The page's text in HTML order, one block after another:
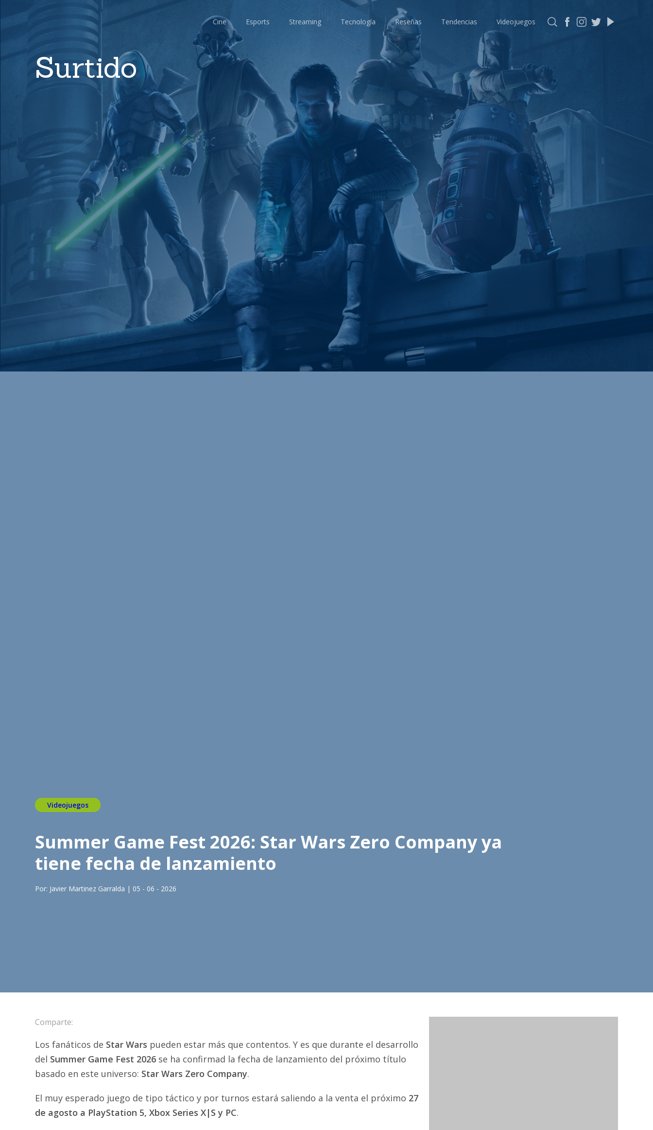
Cine Esports Streaming Tecnología Reseñas Tendencias Videojuegos
Surtido
Videojuegos
Summer Game Fest 2026: Star Wars Zero Company ya
tiene fecha de lanzamiento
Por: Javier Martinez Garralda | 05 - 06 - 2026
Comparte:
Los fanáticos de Star Wars pueden estar más que contentos. Y es que durante el desarrollo
del Summer Game Fest 2026 se ha confirmad la fecha de lanzamiento del próximo título
basado en este universo: Star Wars Zero Company.
El muy esperado juego de tipo táctico y por turnos estará saliendo a la venta el próximo 27
de agosto a PlayStation 5, Xbox Series X|S y PC.